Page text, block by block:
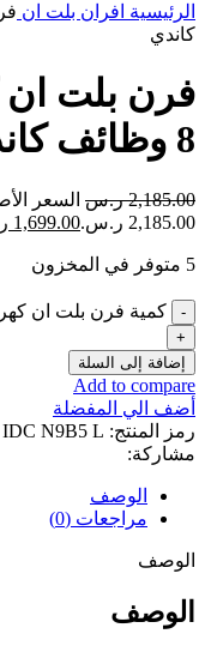
الرئيسية افران بلت ان
كاندي
8 وظائف كاندي
2,185.00 ر.س السعر
2,185.00 ر.س.
1,699.00
5 متوفر في المخزون
كمية فرن بلت ان كهرباء 60 سم 70 لتر 8
إضافة إلى السلة
Add to compare
أضف الي المفضلة
رمز المنتج: IDC N9B5 L
مشاركة:
الوصف
مراجعات (0)
الوصف
الوصف